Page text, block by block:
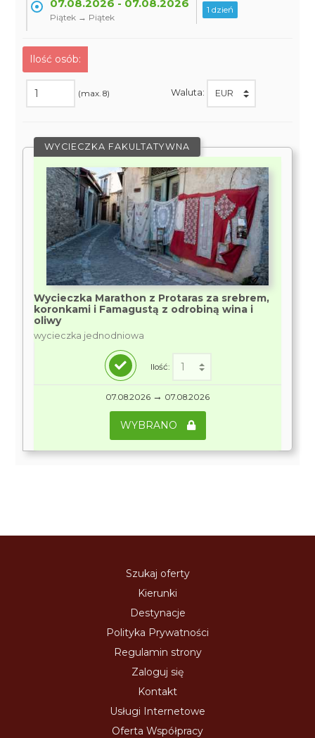
07.08.2026 - 07.08.2026
Piątek → Piątek
1 dzień
Ilość osób:
(max. 8) Waluta:
WYCIECZKA FAKULTATYWNA
Wycieczka Marathon z Protaras za srebrem,
koronkami i Famagustą z odrobiną wina i
oliwy
wycieczka jednodniowa
Ilość:
07.08.2026 → 07.08.2026
WYBRANO
Szukaj oferty
Kierunki
Destynacje
Polityka Prywatności
Regulamin strony
Zaloguj się
Kontakt
Usługi Internetowe
Oferta Współpracy